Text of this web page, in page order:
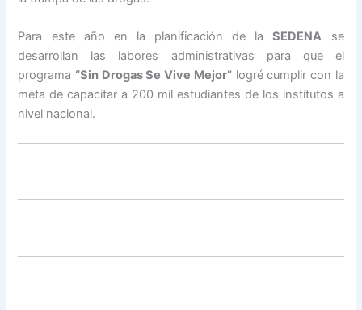
Para este año en la planificación de laSEDENA se
desarrollan las labores administrativas para que el
programa “Sin Drogas Se Vive Mejor”logré cumplir con la
meta de capacitar a 200 mil estudiantes de los institutos a
nivel nacional.